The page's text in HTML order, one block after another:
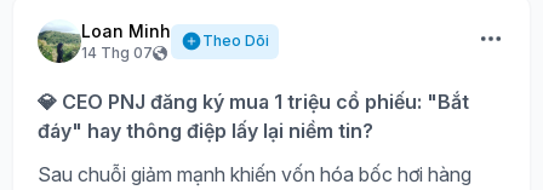
Loan Minh
14 Thg 07
Theo Dõi
💎 CEO PNJ đăng ký mua 1 triệu cổ phiếu: "Bắt
đáy" hay thông điệp lấy lại niềm tin?
Sau chuỗi giảm mạnh khiến vốn hóa bốc hơi hàng